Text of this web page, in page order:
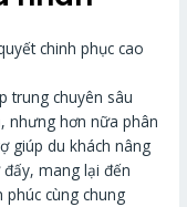
trung chuyên sâu
nhưng hơn nữa phân
giúp du khách nâng
mang lại đến
phúc cùng chung